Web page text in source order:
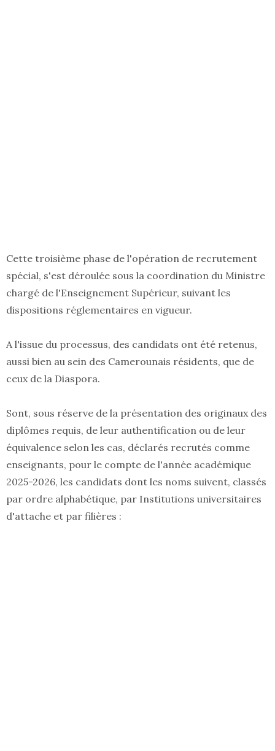
Cette troisième phase de l'opération de recrutement
spécial, s'est déroulée sous la coordination du Ministre
chargé de l'Enseignement Supérieur, suivant les
dispositions réglementaires en vigueur.
A l'issue du processus, des candidats ont été retenus,
aussi bien au sein des Camerounais résidents, que de
ceux de la Diaspora.
Sont, sous réserve de la présentation des originaux des
diplômes requis, de leur authentification ou de leur
équivalence selon les cas, déclarés recrutés comme
enseignants, pour le compte de l'année académique
2025-2026, les candidats dont les noms suivent, classés
par ordre alphabétique, par Institutions universitaires
d'attache et par filières :